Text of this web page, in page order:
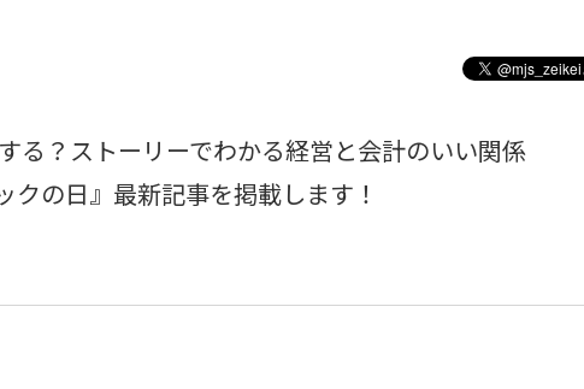
る？ストーリーでわかる経営と会計のいい関係
の日』最新記事を掲載します！